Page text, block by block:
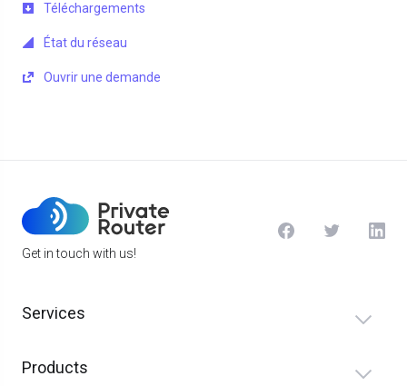
Téléchargements
État du réseau
Ouvrir une demande
Get in touch with us!
Services
Products